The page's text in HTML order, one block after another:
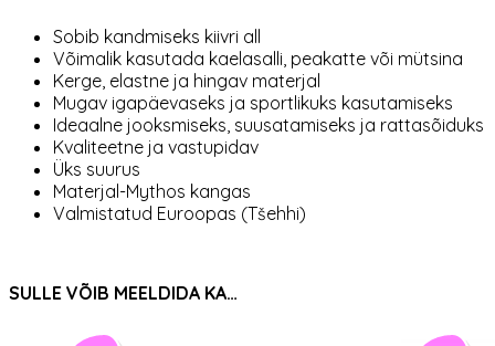
Sobib kandmiseks kiivri all
Võimalik kasutada kaelasalli, peakatte või mütsina
Kerge, elastne ja hingav materjal
Mugav igapäevaseks ja sportlikuks kasutamiseks
Ideaalne jooksmiseks, suusatamiseks ja rattasõiduks
Kvaliteetne ja vastupidav
Üks suurus
Materjal-Mythos kangas
Valmistatud Euroopas (Tšehhi)
SULLE VÕIB MEELDIDA KA…